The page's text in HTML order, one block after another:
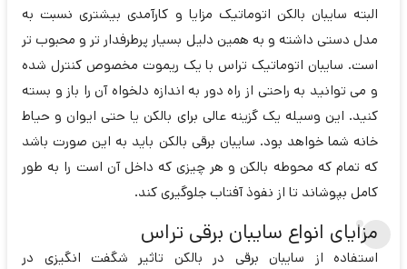
البته سایبان بالکن اتوماتیک مزایا و کارآمدی بیشتری نسبت به
مدل دستی داشته و به همین دلیل بسیار پرطرفدار تر و محبوب تر
است. سایبان اتوماتیک تراس با یک ریموت مخصوص کنترل شده
و می توانید به راحتی از راه دور به اندازه دلخواه آن را باز و بسته
کنید. این وسیله یک گزینه عالی برای بالکن یا حتی ایوان و حیاط
خانه شما خواهد بود. سایبان برقی بالکن باید به این صورت باشد
که تمام که محوطه بالکن و هر چیزی که داخل آن است را به طور
کامل بپوشاند تا از نفوذ آفتاب جلوگیری کند.
مزایای انواع سایبان برقی تراس
استفاده از سایبان برقی در بالکن تاثیر شگفت انگیزی در